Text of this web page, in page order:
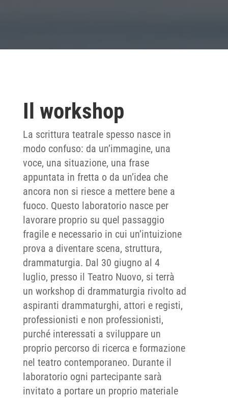
Il workshop
La scrittura teatrale spesso nasce in
modo confuso: da un’immagine, una
voce, una situazione, una frase
appuntata in fretta o da un’idea che
ancora non si riesce a mettere bene a
fuoco. Questo laboratorio nasce per
lavorare proprio su quel passaggio
fragile e necessario in cui un’intuizione
prova a diventare scena, struttura,
drammaturgia. Dal 30 giugno al 4
luglio, presso il Teatro Nuovo, si terrà
un workshop di drammaturgia rivolto ad
aspiranti drammaturghi, attori e registi,
professionisti e non professionisti,
purché interessati a sviluppare un
proprio percorso di ricerca e formazione
nel teatro contemporaneo. Durante il
laboratorio ogni partecipante sarà
invitato a portare un proprio materiale